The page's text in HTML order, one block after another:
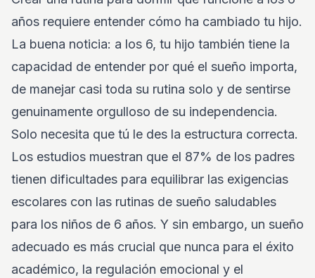
años requiere entender cómo ha cambiado tu hijo.
La buena noticia: a los 6, tu hijo también tiene la
capacidad de entender por qué el sueño importa,
de manejar casi toda su rutina solo y de sentirse
genuinamente orgulloso de su independencia.
Solo necesita que tú le des la estructura correcta.
Los estudios muestran que el 87% de los padres
tienen dificultades para equilibrar las exigencias
escolares con las rutinas de sueño saludables
para los niños de 6 años. Y sin embargo, un sueño
adecuado es más crucial que nunca para el éxito
académico, la regulación emocional y el